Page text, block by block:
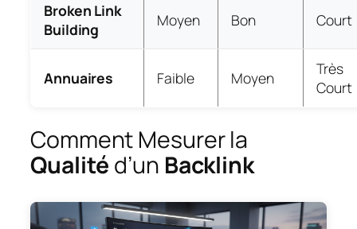
Broken Link
Building
Moyen Bon Court
Annuaires Faible Moyen
Très
Court
Comment Mesurer la
Qualité d’un Backlink